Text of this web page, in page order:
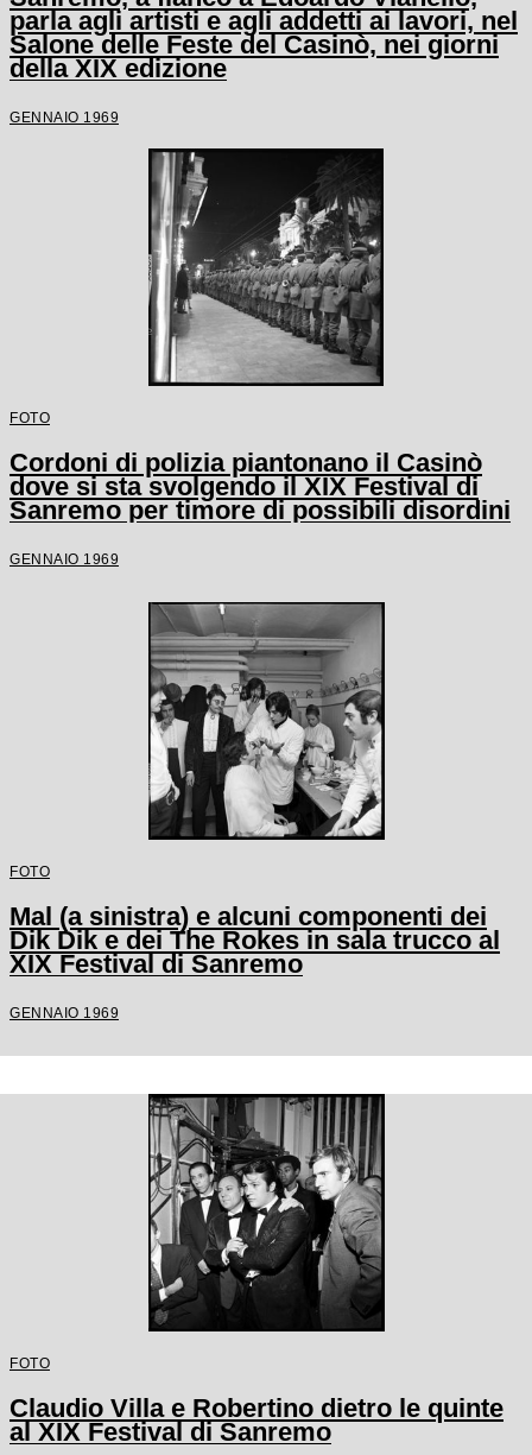
parla agli artisti e agli addetti ai lavori, nel
Salone delle Feste del Casinò, nei giorni
della XIX edizione
GENNAIO 1969
FOTO
Cordoni di polizia piantonano il Casinò
dove si sta svolgendo il XIX Festival di
Sanremo per timore di possibili disordini
GENNAIO 1969
FOTO
Mal (a sinistra) e alcuni componenti dei
Dik Dik e dei The Rokes in sala trucco al
XIX Festival di Sanremo
GENNAIO 1969
FOTO
Claudio Villa e Robertino dietro le quinte
al XIX Festival di Sanremo